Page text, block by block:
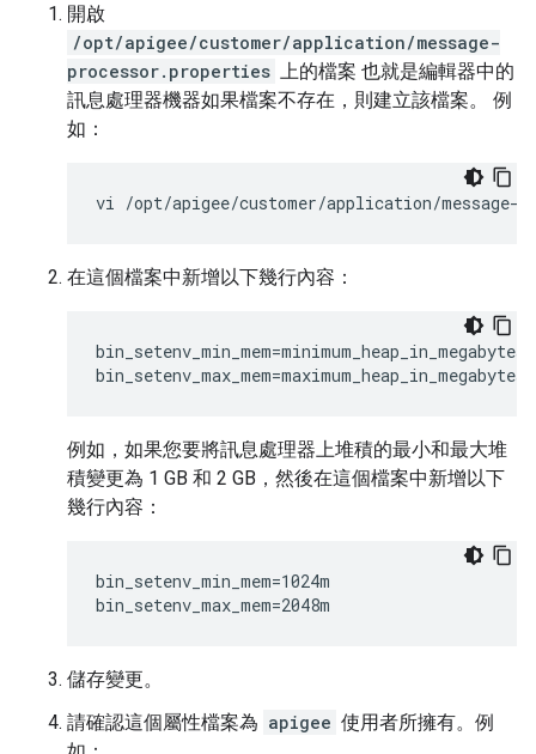
開啟
/opt/apigee/customer/application/message-
processor.properties 上的檔案 也就是編輯器中的
訊息處理器機器如果檔案不存在，則建立該檔案。 例
如：
vi /opt/apigee/customer/application/message-
在這個檔案中新增以下幾行內容：
bin_setenv_min_mem=minimum_heap_in_megabytes
bin_setenv_max_mem=maximum_heap_in_megabytes
例如，如果您要將訊息處理器上堆積的最小和最大堆
積變更為 1 GB 和 2 GB，然後在這個檔案中新增以下
幾行內容：
bin_setenv_min_mem=1024m
bin_setenv_max_mem=2048m
儲存變更。
請確認這個屬性檔案為 apigee 使用者所擁有。例